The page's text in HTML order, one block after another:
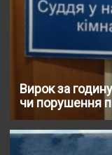
Вирок за
чи порушення